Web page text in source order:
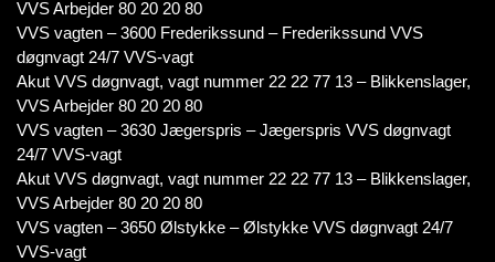
VVS Arbejder 80 20 20 80
VVS vagten – 3600 Frederikssund – Frederikssund VVS
døgnvagt 24/7 VVS-vagt
Akut VVS døgnvagt, vagt nummer 22 22 77 13 – Blikkenslager,
VVS Arbejder 80 20 20 80
VVS vagten – 3630 Jægerspris – Jægerspris VVS døgnvagt
24/7 VVS-vagt
Akut VVS døgnvagt, vagt nummer 22 22 77 13 – Blikkenslager,
VVS Arbejder 80 20 20 80
VVS vagten – 3650 Ølstykke – Ølstykke VVS døgnvagt 24/7
VVS-vagt